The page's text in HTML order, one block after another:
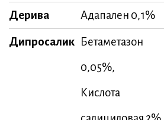
Дерива Адапален 0,1%
Дипросалик Бетаметазон
0,05%,
Кислота